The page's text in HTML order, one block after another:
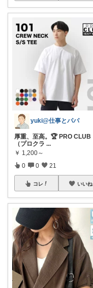
yuki@仕事とパパ
厚重、至高。🏆 PRO CLUB
（プロクラ ...
￥ 1,200～
0 0 21
コレ いいね